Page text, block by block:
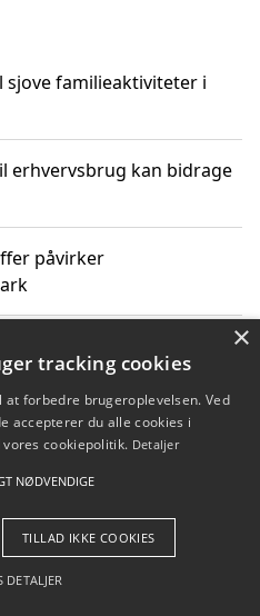
familieaktiviteter i
erhvervsbrug kan bidrage
påvirker
brændstoffer kan ændre
- Pilanto Aps
×
tracking cookies
forbedre brugeroplevelsen. Ved
accepterer du alle cookies i
cookiepolitik. Detaljer
NØDVENDIGE
TILLAD IKKE COOKIES
DETALJER